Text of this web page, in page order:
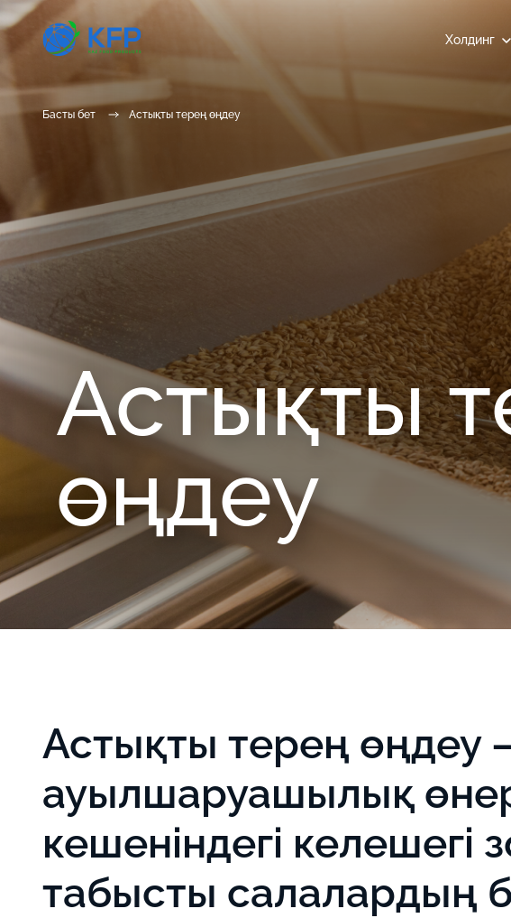
Холдинг
Басты бет Астықты терең өңдеу
Астықты
өңдеу
Астықты терең өңдеу –
ауылшаруашылық
кешеніндегі
табысты салалардың